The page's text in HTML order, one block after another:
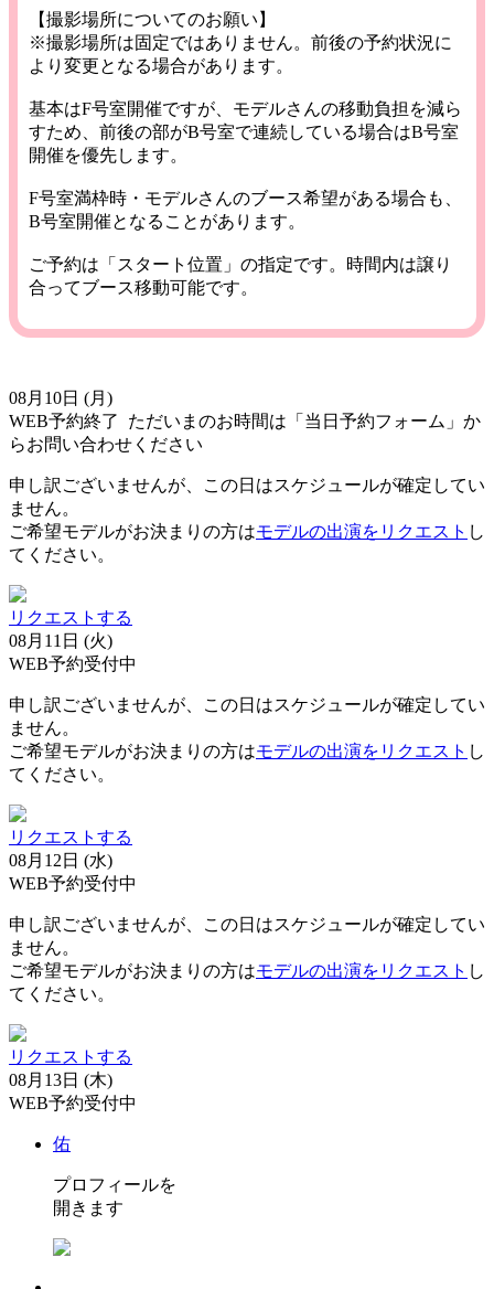
【撮影場所についてのお願い】
※撮影場所は固定ではありません。前後の予約状況に
より変更となる場合があります。
基本はF号室開催ですが、モデルさんの移動負担を減ら
すため、前後の部がB号室で連続している場合はB号室
開催を優先します。
F号室満枠時・モデルさんのブース希望がある場合も、
B号室開催となることがあります。
ご予約は「スタート位置」の指定です。時間内は譲り
合ってブース移動可能です。
08月10日 (月)
WEB予約終了
ただいまのお時間は「当日予約フォーム」か
らお問い合わせください
申し訳ございませんが、この日はスケジュールが確定してい
ません。
ご希望モデルがお決まりの方はモデルの出演をリクエスト し
てください。
リクエストする
08月11日 (火)
WEB予約受付中
申し訳ございませんが、この日はスケジュールが確定してい
ません。
ご希望モデルがお決まりの方はモデルの出演をリクエスト し
てください。
リクエストする
08月12日 (水)
WEB予約受付中
申し訳ございませんが、この日はスケジュールが確定してい
ません。
ご希望モデルがお決まりの方はモデルの出演をリクエスト し
てください。
リクエストする
08月13日 (木)
WEB予約受付中
佑
プロフィールを
開きます